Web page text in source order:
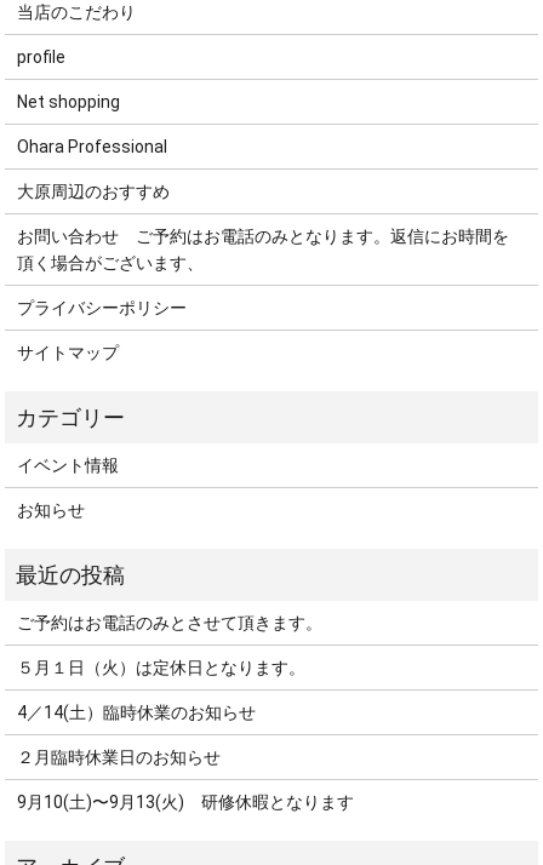
当店のこだわり
profile
Net shopping
Ohara Professional
大原周辺のおすすめ
お問い合わせ ご予約はお電話のみとなります。返信にお時間を
頂く場合がございます、
プライバシーポリシー
サイトマップ
イベント情報
お知らせ
ご予約はお電話のみとさせて頂きます。
５月１日（火）は定休日となります。
4／14(土）臨時休業のお知らせ
２月臨時休業日のお知らせ
9月10(土)〜9月13(火) 研修休暇となります